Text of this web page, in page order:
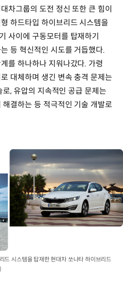
차그룹의 도전 정신 또한 큰 힘이
하드타입 하이브리드 시스템을
사이에 구동모터를 탑재하기
등 혁신적인 시도를 거듭했다.
를 하나하나 지워나갔다. 가령
대체하며 생긴 변속 충격 문제는
, 유압의 지속적인 공급 문제는
결하는 등 적극적인 기술 개발로
드 시스템을 탑재한 현대차 쏘나타 하이브리드